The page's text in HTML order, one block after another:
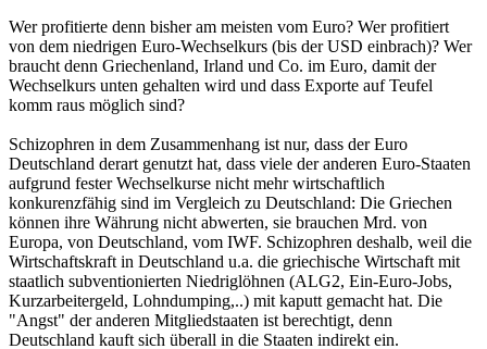
Wer profitierte denn bisher am meisten vom Euro? Wer profitiert
von dem niedrigen Euro-Wechselkurs (bis der USD einbrach)? Wer
braucht denn Griechenland, Irland und Co. im Euro, damit der
Wechselkurs unten gehalten wird und dass Exporte auf Teufel
komm raus möglich sind?
Schizophren in dem Zusammenhang ist nur, dass der Euro
Deutschland derart genutzt hat, dass viele der anderen Euro-Staaten
aufgrund fester Wechselkurse nicht mehr wirtschaftlich
konkurenzfähig sind im Vergleich zu Deutschland: Die Griechen
können ihre Währung nicht abwerten, sie brauchen Mrd. von
Europa, von Deutschland, vom IWF. Schizophren deshalb, weil die
Wirtschaftskraft in Deutschland u.a. die griechische Wirtschaft mit
staatlich subventionierten Niedriglöhnen (ALG2, Ein-Euro-Jobs,
Kurzarbeitergeld, Lohndumping,..) mit kaputt gemacht hat. Die
"Angst" der anderen Mitgliedstaaten ist berechtigt, denn
Deutschland kauft sich überall in die Staaten indirekt ein.